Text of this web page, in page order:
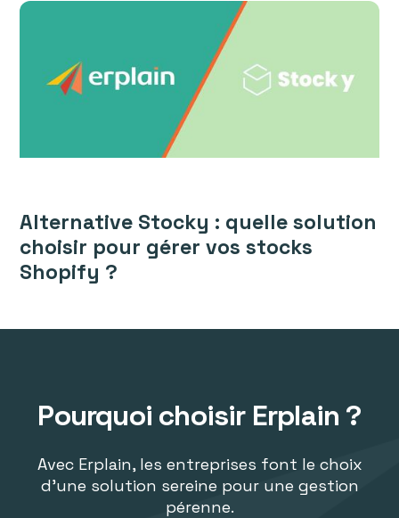
Alternative Stocky : quelle solution
choisir pour gérer vos stocks
Shopify ?
Pourquoi choisir Erplain ?
Avec Erplain, les entreprises font le choix
d'une solution sereine pour une gestion
pérenne.